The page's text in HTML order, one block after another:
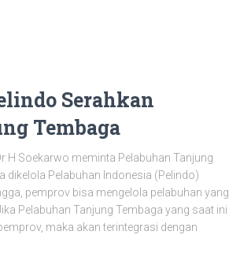
Serahkan
Tembaga
H Soekarwo meminta Pelabuhan Tanjung
Pelabuhan Indonesia (Pelindo)
pemprov bisa mengelola pelabuhan yang
Pelabuhan Tanjung Tembaga yang saat ini
maka akan terintegrasi dengan